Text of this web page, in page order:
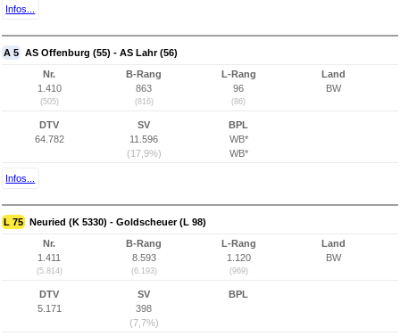
Infos...
A 5 AS Offenburg (55) - AS Lahr (56)
Nr.
1.410
(505)
B-Rang
863
(816)
L-Rang
96
(86)
Land
BW
DTV
64.782
SV
11.596
(17,9%)
BPL
WB*
WB*
Infos...
L 75 Neuried (K 5330) - Goldscheuer (L 98)
Nr.
1.411
(5.814)
B-Rang
8.593
(6.193)
L-Rang
1.120
(969)
Land
BW
DTV
5.171
SV
398
(7,7%)
BPL